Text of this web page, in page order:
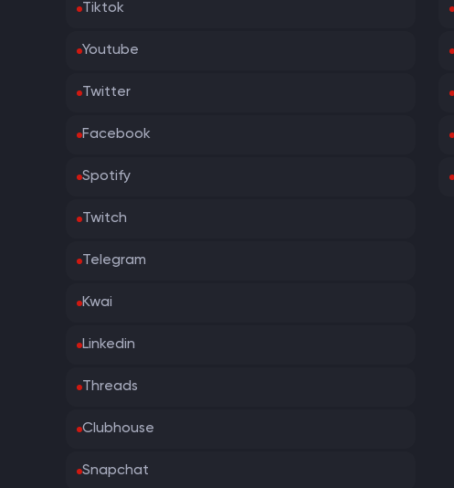
Tiktok
Youtube
Twitter
Facebook
Spotify
Twitch
Telegram
Kwai
Linkedin
Threads
Clubhouse
Snapchat